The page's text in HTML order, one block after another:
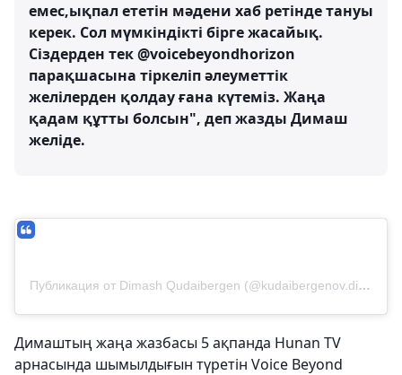
емес,ықпал ететін мәдени хаб ретінде тануы
керек. Сол мүмкіндікті бірге жасайық.
Сіздерден тек @voicebeyondhorizon
парақшасына тіркеліп әлеуметтік
желілерден қолдау ғана күтеміз. Жаңа
қадам құтты болсын", деп жазды Димаш
желіде.
Публикация от Dimash Qudaibergen (@kudaibergenov.dimash)
Димаштың жаңа жазбасы 5 ақпанда Hunan TV
арнасында шымылдығын түретін Voice Beyond